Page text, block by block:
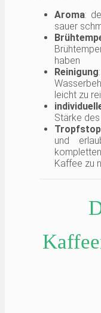
Aroma:
sauer
haben
Reinigung
leicht zu
Stärke
und
Kaffee zu